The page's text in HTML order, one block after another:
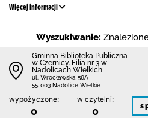
Więcej informacji
Wyszukiwanie:
Gminna Biblioteka Publiczna
w Czernicy. Filia nr 3 w
Nadolicach Wielkich
ul. Wrocławska 56A
55-003 Nadolice Wielkie
wypożyczone:
0
w czytelni:
0